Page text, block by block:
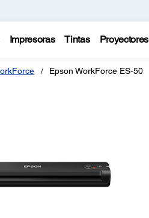
Impresoras Tintas Proyectores
Epson WorkForce ES-50